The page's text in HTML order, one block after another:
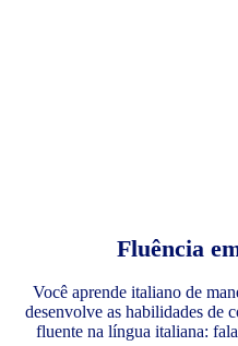
Fluência
Você aprende italiano de
desenvolve as habilidades de
fluente na língua italiana: